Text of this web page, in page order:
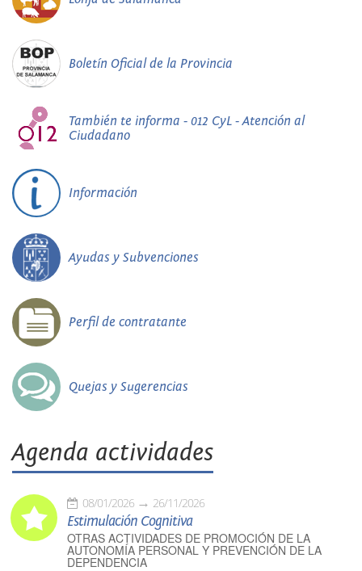
Boletín Oficial de la Provincia
También te informa - 012 CyL - Atención al
Ciudadano
Información
Ayudas y Subvenciones
Perfil de contratante
Quejas y Sugerencias
Agenda actividades
08/01/2026 26/11/2026
Estimulación Cognitiva
OTRAS ACTIVIDADES DE PROMOCIÓN DE LA
AUTONOMÍA PERSONAL Y PREVENCIÓN DE LA
DEPENDENCIA